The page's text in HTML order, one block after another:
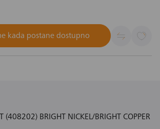
kada postane dostupno
(408202) BRIGHT NICKEL/BRIGHT COPPER